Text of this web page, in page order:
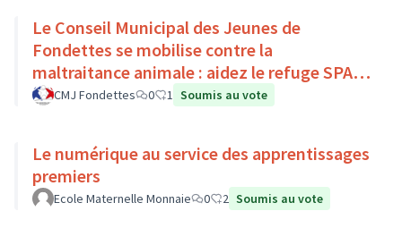
Le Conseil Municipal des Jeunes de
Fondettes se mobilise contre la
maltraitance animale : aidez le refuge SPA
de Luynes !
CMJ Fondettes 0 1 Soumis au vote
Le numérique au service des apprentissages
premiers
Ecole Maternelle Monnaie 0 2 Soumis au vote